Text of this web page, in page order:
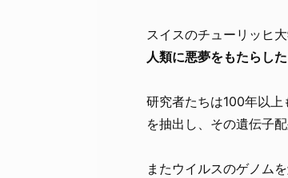
スイスのチューリッヒ
人類に悪夢をもたらし
研究者たちは100年以
を抽出し、その遺伝子
またウイルスのゲノム